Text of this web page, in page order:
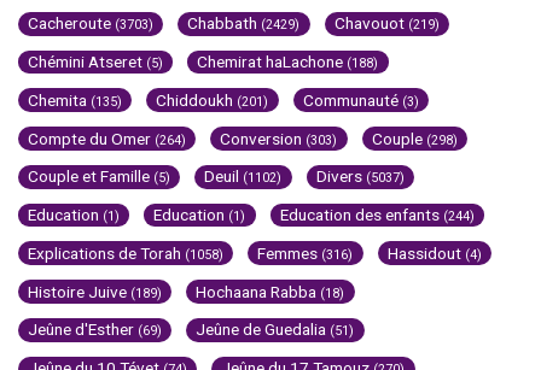
Cacheroute (3703) Chabbath (2429) Chavouot (219)
Chémini Atseret (5) Chemirat haLachone (188)
Chemita (135) Chiddoukh (201) Communauté (3)
Compte du Omer (264) Conversion (303) Couple (298)
Couple et Famille (5) Deuil (1102) Divers (5037)
Education (1) Education (1) Education des enfants (244)
Explications de Torah (1058) Femmes (316) Hassidout (4)
Histoire Juive (189) Hochaana Rabba (18)
Jeûne d'Esther (69) Jeûne de Guedalia (51)